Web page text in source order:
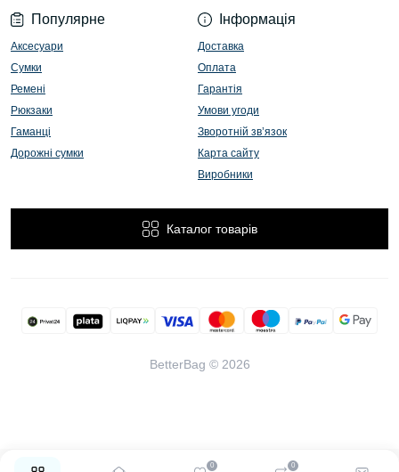
0 0
Популярне
Аксесуари
Сумки
Ремені
Рюкзаки
Гаманці
Дорожні сумки
Інформація
Доставка
Оплата
Гарантія
Умови угоди
Зворотній зв’язок
Карта сайту
Виробники
Каталог товарів
BetterBag © 2026